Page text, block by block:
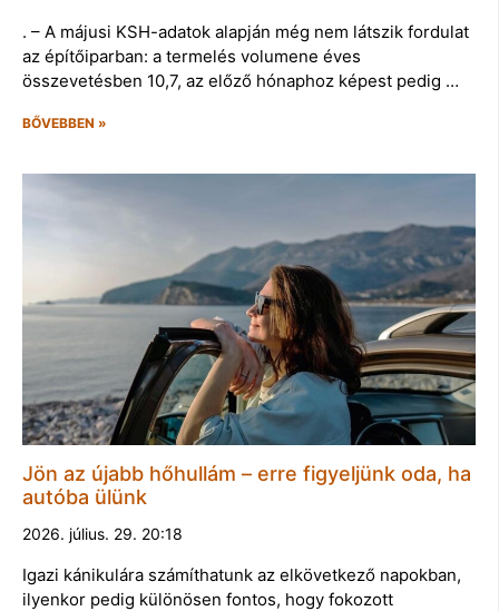
. – A májusi KSH-adatok alapján még nem látszik fordulat
az építőiparban: a termelés volumene éves
összevetésben 10,7, az előző hónaphoz képest pedig …
BŐVEBBEN »
Jön az újabb hőhullám – erre figyeljünk oda, ha
autóba ülünk
2026. július. 29. 20:18
Igazi kánikulára számíthatunk az elkövetkező napokban,
ilyenkor pedig különösen fontos, hogy fokozott